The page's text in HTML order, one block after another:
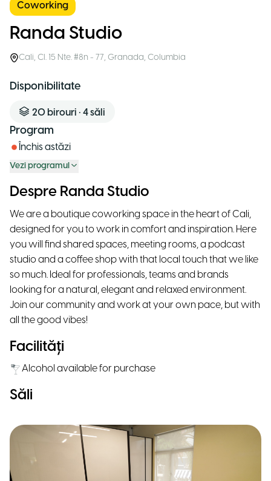
Coworking
Randa Studio
Cali, Cl. 15 Nte. #8n - 77, Granada, Columbia
Disponibilitate
20 birouri • 4săli
Program
Închis astăzi
Vezi programul
Despre Randa Studio
We are a boutique coworking space in the heart of Cali,
designed for you to work in comfort and inspiration. Here
you will find shared spaces, meeting rooms, a podcast
studio and a coffee shop with that local touch that we like
so much. Ideal for professionals, teams and brands
looking for a natural, elegant and relaxed environment.
Join our community and work at your own pace, but with
all the good vibes!
Facilități
Alcohol available for purchase
Săli